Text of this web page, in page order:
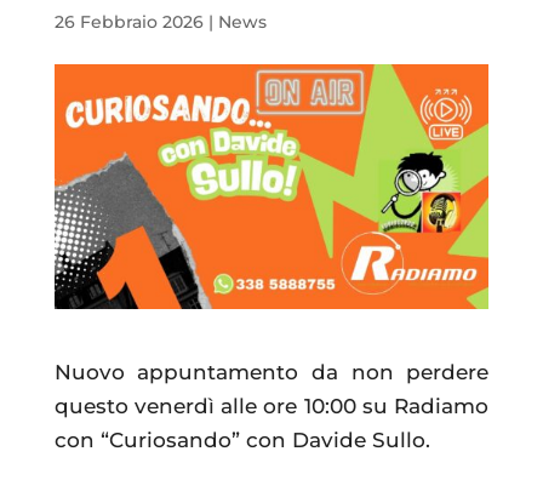
26 Febbraio 2026| News
Nuovo appuntamento da non perdere
questo venerdì alle ore 10:00 su Radiamo
con “Curiosando” con Davide Sullo.